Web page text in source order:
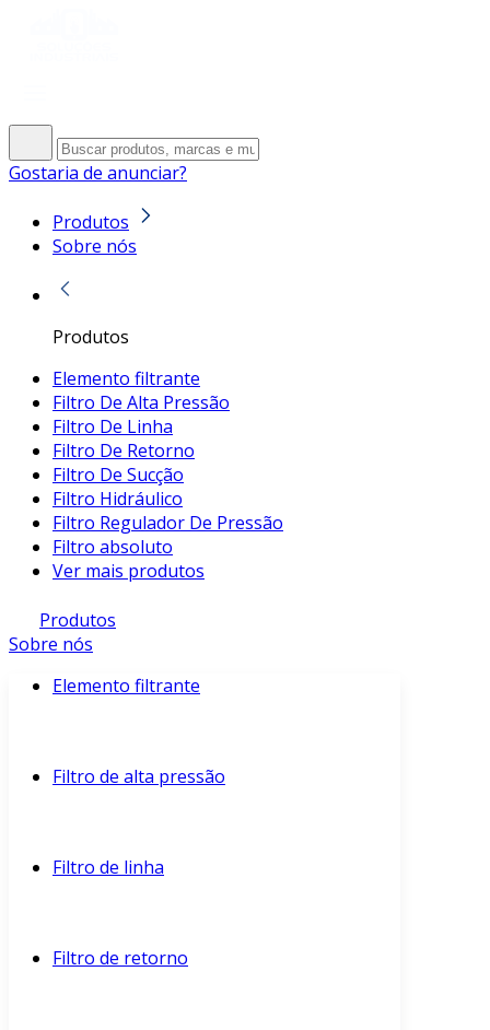
Gostaria de anunciar?
Produtos
Sobre nós
Produtos
Elemento filtrante
Filtro De Alta Pressão
Filtro De Linha
Filtro De Retorno
Filtro De Sucção
Filtro Hidráulico
Filtro Regulador De Pressão
Filtro absoluto
Ver mais produtos
Produtos
Sobre nós
Elemento filtrante
Filtro de alta pressão
Filtro de linha
Filtro de retorno